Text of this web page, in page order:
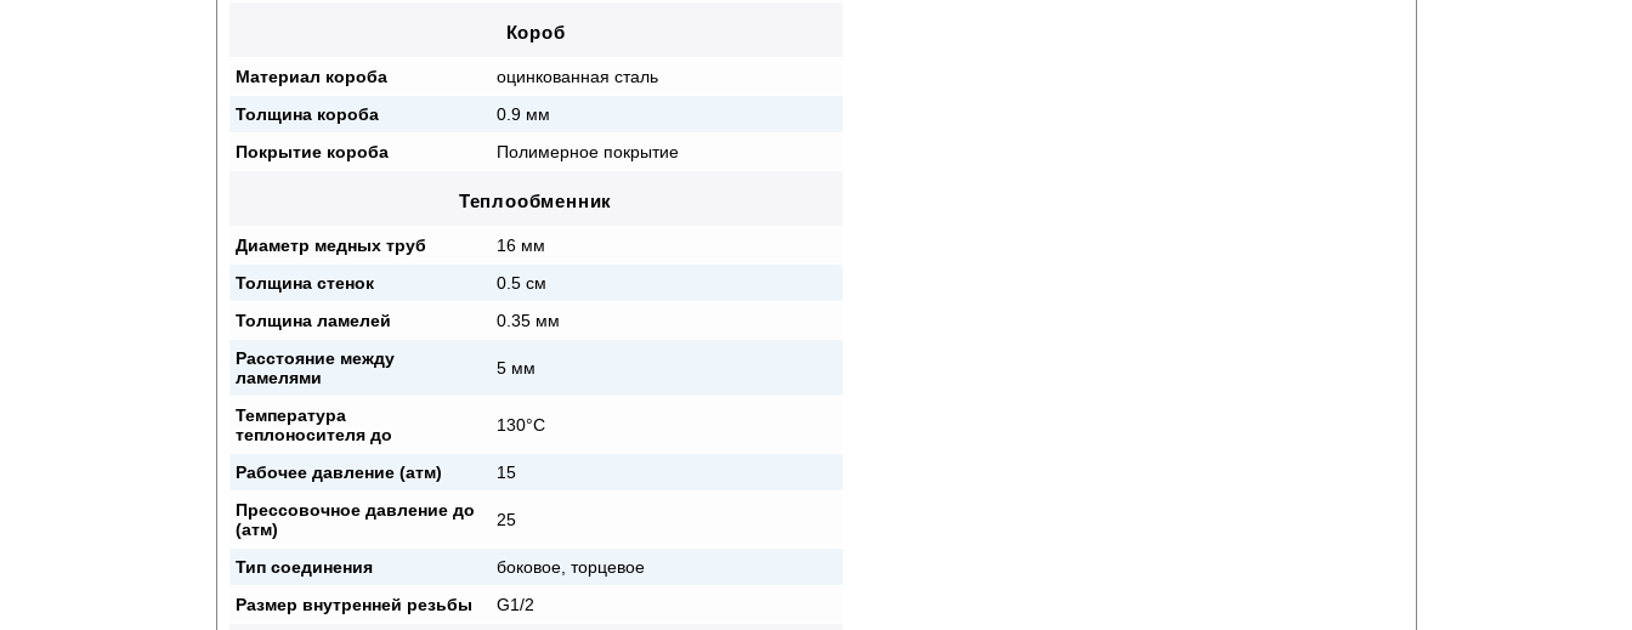
Короб
Материал короба
оцинкованная сталь
Толщина короба
0.9 мм
Покрытие короба
Полимерное покрытие
Теплообменник
Диаметр медных труб
16 мм
Толщина стенок
0.5 см
Толщина ламелей
0.35 мм
Расстояние между
ламелями
5 мм
Температура
теплоносителя до
130°C
Рабочее давление (атм)
15
Прессовочное давление до
(атм)
25
Тип соединения
боковое, торцевое
Размер внутренней резьбы
G1/2